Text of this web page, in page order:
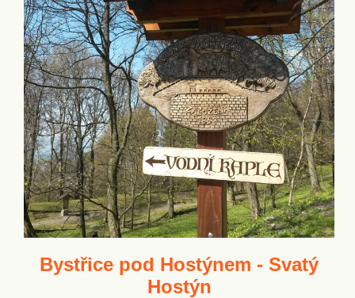
Bystřice pod Hostýnem - Svatý
Hostýn